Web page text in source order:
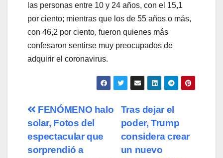
las personas entre 10 y 24 años, con el 15,1
por ciento; mientras que los de 55 años o más,
con 46,2 por ciento, fueron quienes más
confesaron sentirse muy preocupados de
adquirir el coronavirus.
Navegación
de
entradas
Tras dejar el
poder, Trump
considera crear
un nuevo
FENÓMENO halo
solar, Fotos del
espectacular que
sorprendió a